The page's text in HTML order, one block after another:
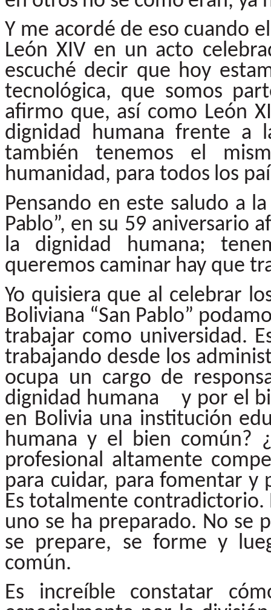
Y me acordé de eso cuando el
León XIV en un acto
escuché decir que hoy
tecnológica, que somos
afirmo que, así como León
dignidad humana frente a
también
tenemos el
humanidad, para todos los
Pensando en este saludo a
Pablo”, en su 59 aniversario
la dignidad humana;
queremos caminar hay que
Yo quisiera que al celebrar
Boliviana “San Pablo”
trabajar como universidad.
trabajando desde los
ocupa un cargo de
dignidad humana y por el
en Bolivia una institución
humana y el bien común?
profesional altamente
para cuidar, para fomentar y
Es totalmente contradictorio.
uno se ha preparado. No se
se prepare, se forme y
común.
Es
increíble constatar